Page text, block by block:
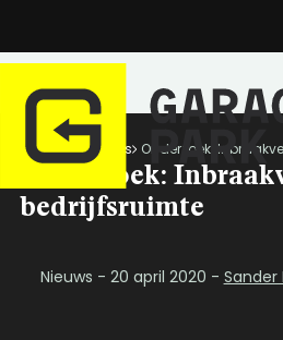
Home Nieuws Onderzoek:
Onderzoek:
bedrijfsruimte
Nieuws - 20 april 2020 - Sander